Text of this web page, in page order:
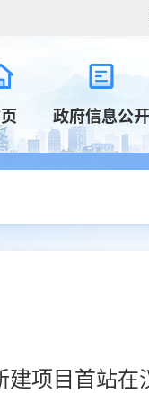
政府信息公开
建项目首站在